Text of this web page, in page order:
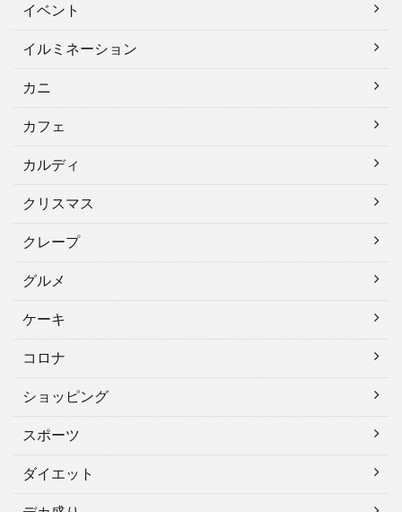
イベント
イルミネーション
カニ
カフェ
カルディ
クリスマス
クレープ
グルメ
ケーキ
コロナ
ショッピング
スポーツ
ダイエット